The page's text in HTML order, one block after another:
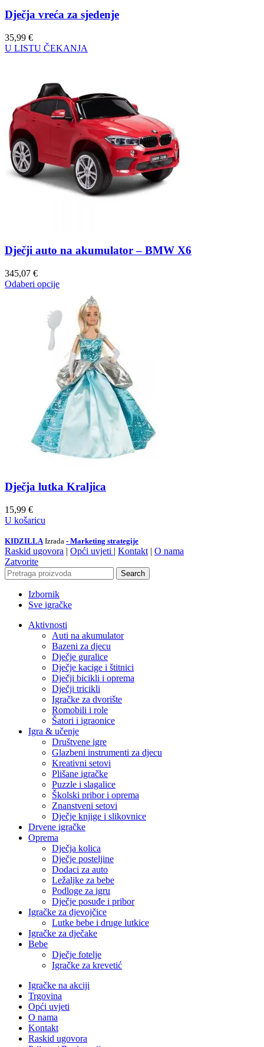
Dječja vreća za sjedenje
35,99 €
U LISTU ČEKANJA
Dječji auto na akumulator – BMW X6
345,07 €
Odaberi opcije
Dječja lutka Kraljica
15,99 €
U košaricu
KIDZILLA Izrada - Marketing strategije
Raskid ugovora | Opći uvjeti | Kontakt | O nama
Zatvorite
Search
Izbornik
Sve igračke
Aktivnosti
Auti na akumulator
Bazeni za djecu
Dječje guralice
Dječje kacige i štitnici
Dječji bicikli i oprema
Dječji tricikli
Igračke za dvorište
Romobili i role
Šatori i igraonice
Igra & učenje
Društvene igre
Glazbeni instrumenti za djecu
Kreativni setovi
Plišane igračke
Puzzle i slagalice
Školski pribor i oprema
Znanstveni setovi
Dječje knjige i slikovnice
Drvene igračke
Oprema
Dječja kolica
Dječje posteljine
Dodaci za auto
Ležaljke za bebe
Podloge za igru
Dječje posuđe i pribor
Igračke za djevojčice
Lutke bebe i druge lutkice
Igračke za dječake
Bebe
Dječje fotelje
Igračke za krevetić
Igračke na akciji
Trgovina
Opći uvjeti
O nama
Kontakt
Raskid ugovora